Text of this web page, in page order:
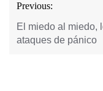
de
entradas
Previous:
El miedo al miedo,
ataques de pánico